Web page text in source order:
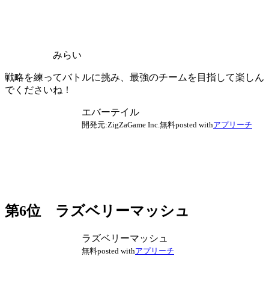
みらい
戦略を練ってバトルに挑み、最強のチームを目指して楽しん
でくださいね！
エバーテイル
開発元:ZigZaGame Inc.無料posted withアプリーチ
第6位 ラズベリーマッシュ
ラズベリーマッシュ
無料posted withアプリーチ